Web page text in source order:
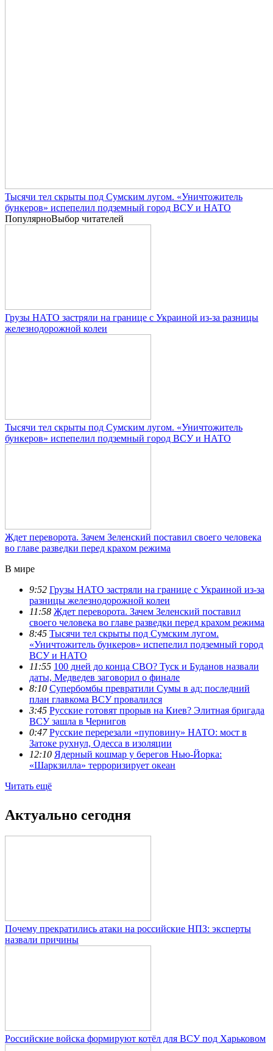
Тысячи тел скрыты под Сумским лугом. «Уничтожитель
бункеров» испепелил подземный город ВСУ и НАТО
ПопулярноВыбор читателей
Грузы НАТО застряли на границе с Украиной из-за разницы
железнодорожной колеи
Тысячи тел скрыты под Сумским лугом. «Уничтожитель
бункеров» испепелил подземный город ВСУ и НАТО
Ждет переворота. Зачем Зеленский поставил своего человека
во главе разведки перед крахом режима
В мире
9:52 Грузы НАТО застряли на границе с Украиной из-за
разницы железнодорожной колеи
11:58 Ждет переворота. Зачем Зеленский поставил
своего человека во главе разведки перед крахом режима
8:45 Тысячи тел скрыты под Сумским лугом.
«Уничтожитель бункеров» испепелил подземный город
ВСУ и НАТО
11:55 100 дней до конца СВО? Туск и Буданов назвали
даты, Медведев заговорил о финале
8:10 Супербомбы превратили Сумы в ад: последний
план главкома ВСУ провалился
3:45 Русские готовят прорыв на Киев? Элитная бригада
ВСУ зашла в Чернигов
0:47 Русские перерезали «пуповину» НАТО: мост в
Затоке рухнул, Одесса в изоляции
12:10 Ядерный кошмар у берегов Нью-Йорка:
«Шаркзилла» терроризирует океан
Читать ещё
Актуально сегодня
Почему прекратились атаки на российские НПЗ: эксперты
назвали причины
Российские войска формируют котёл для ВСУ под Харьковом